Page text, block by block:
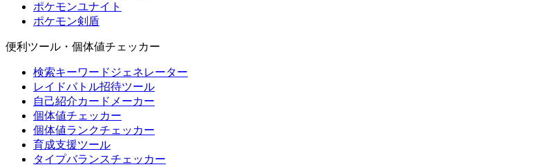
ポケモンユナイト
ポケモン剣盾
便利ツール・個体値チェッカー
検索キーワードジェネレーター
レイドバトル招待ツール
自己紹介カードメーカー
個体値チェッカー
個体値ランクチェッカー
育成支援ツール
タイプバランスチェッカー